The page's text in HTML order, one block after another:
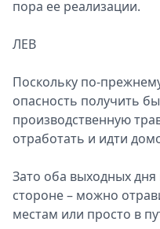
пора ее реализации.
ЛЕВ
Поскольку по-
опасность получить
производственную
отработать и идти
Зато оба выходных
стороне – можно
местам или просто в